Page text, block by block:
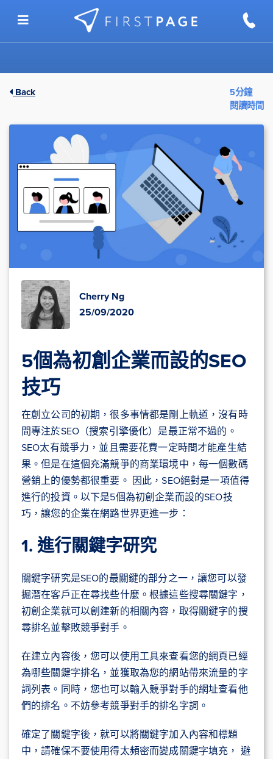
Back
5分鐘
閱讀時間
Cherry Ng
25/09/2020
5個為初創企業而設的SEO
技巧
在創立公司的初期，很多事情都是剛上軌道，沒有時
間專注於SEO（搜索引擎優化）是最正常不過的。
SEO太有競爭力，並且需要花費一定時間才能產生結
果。但是在這個充滿競爭的商業環境中，每一個數碼
營銷上的優勢都很重要。 因此，SEO絕對是一項值得
進行的投資。以下是5個為初創企業而設的SEO技
巧，讓您的企業在網路世界更進一步：
1. 進行關鍵字研究
關鍵字研究是SEO的最關鍵的部分之一，讓您可以發
掘潛在客戶正在尋找些什麼。根據這些搜尋關鍵字，
初創企業就可以創建新的相關內容，取得關鍵字的搜
尋排名並擊敗競爭對手。
在建立內容後，您可以使用工具來查看您的網頁已經
為哪些關鍵字排名，並獲取為您的網站帶來流量的字
詞列表。同時，您也可以輸入競爭對手的網址查看他
們的排名。不妨參考競爭對手的排名字詞。
確定了關鍵字後，就可以將關鍵字加入內容和標題
中，請確保不要使用得太頻密而變成關鍵字填充， 避